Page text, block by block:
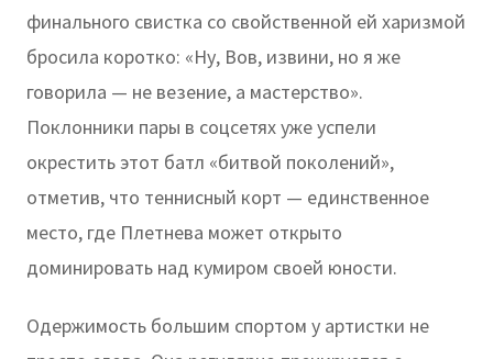
финального свистка со свойственной ей харизмой
бросила коротко: «Ну, Вов, извини, но я же
говорила — не везение, а мастерство».
Поклонники пары в соцсетях уже успели
окрестить этот батл «битвой поколений»,
отметив, что теннисный корт — единственное
место, где Плетнева может открыто
доминировать над кумиром своей юности.
Одержимость большим спортом у артистки не